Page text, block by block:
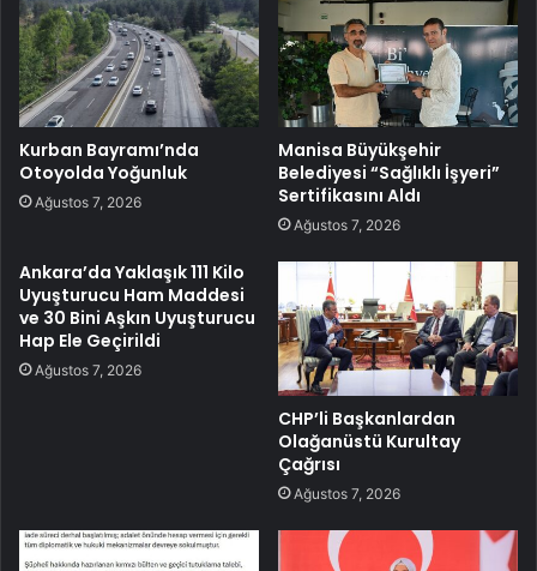
Kurban Bayramı’nda
Otoyolda Yoğunluk
Ağustos 7, 2026
Manisa Büyükşehir
Belediyesi “Sağlıklı İşyeri”
Sertifikasını Aldı
Ağustos 7, 2026
Ankara’da Yaklaşık 111 Kilo
Uyuşturucu Ham Maddesi
ve 30 Bini Aşkın Uyuşturucu
Hap Ele Geçirildi
Ağustos 7, 2026
CHP’li Başkanlardan
Olağanüstü Kurultay
Çağrısı
Ağustos 7, 2026